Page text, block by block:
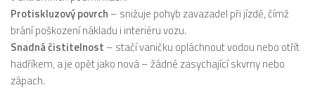
Protiskluzový povrch – snižuje pohyb zavazadel při jízdě, čímž
brání poškození nákladu i interiéru vozu.
Snadná čistitelnost – stačí vaničku opláchnout vodou nebo otřít
hadříkem, a je opět jako nová – žádné zasychající skvrny nebo
zápach.